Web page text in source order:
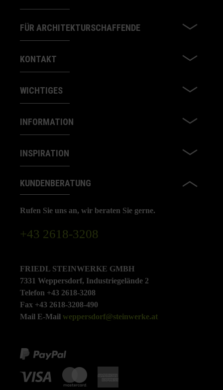
FÜR ARCHITEKTURSCHAFFENDE
KONTAKT
WICHTIGES
INFORMATION
INSPIRATION
KUNDENBERATUNG
Rufen Sie uns an, wir beraten Sie gerne.
+43 2618-3208
FRIEDL STEINWERKE GMBH
7331 Weppersdorf, Industriegelände 2
Telefon +43 2618-3208
Fax +43 2618-3208-490
Mail E-Mail weppersdorf@steinwerke.at